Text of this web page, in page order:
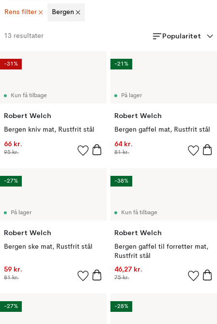
Rens filter Bergen
13 resultater Popularitet
Kun få tilbage
Robert Welch
Bergen kniv mat, Rustfrit stål
66 kr.
95 kr.
-31%
På lager
Robert Welch
Bergen gaffel mat, Rustfrit stål
64 kr.
81 kr.
-21%
På lager
Robert Welch
Bergen ske mat, Rustfrit stål
59 kr.
81 kr.
-27%
Kun få tilbage
Robert Welch
Bergen gaffel til forretter mat,
Rustfrit stål
46,27 kr.
75 kr.
-38%
-27% -28%